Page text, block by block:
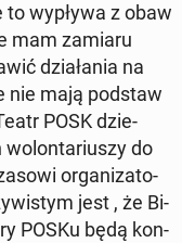
wypływa z obaw
mam zamiaru
dzia­ła­nia na
nie mają podstaw
POSK dzie­
wo­lon­ta­riu­szy do
or­ga­ni­za­to­
jest , że Bi­
POSKu będą kon­